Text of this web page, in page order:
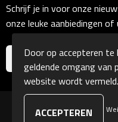
Memo's
Memoboekjes
Memo sets
Unieke memo's
Schrijf je in voor onze
onze leuke aanbiedingen of
© Copyright
Door op accepteren te
geldende omgang
website wordt vermeld.